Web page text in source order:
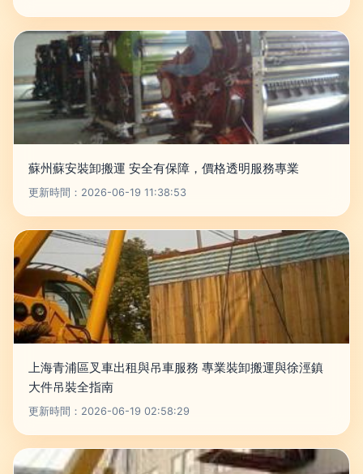
蘇州蘇安裝卸搬運 安全有保障，價格透明服務專業
更新時間：2026-06-19 11:38:53
上海青浦區叉車出租與吊車服務 專業裝卸搬運與徐涇鎮
大件吊裝全指南
更新時間：2026-06-19 02:58:29